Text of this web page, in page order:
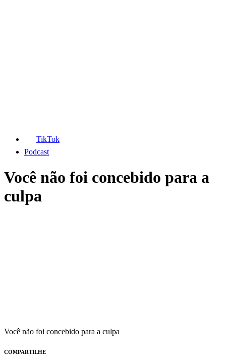
TikTok
Podcast
Você não foi concebido para a
culpa
Você não foi concebido para a culpa
COMPARTILHE